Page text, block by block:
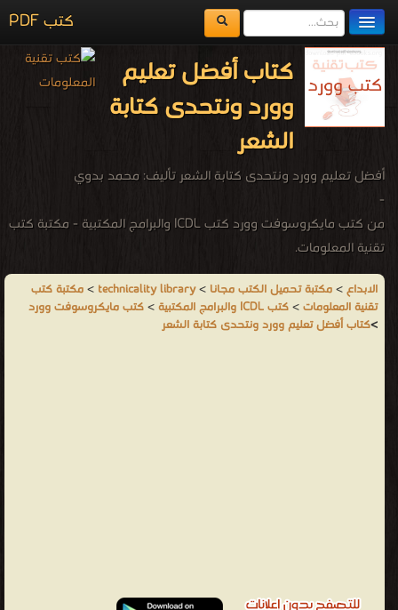
كتب PDF
مكتبة الكتب
المكتبات
يُقرأ حالياً
كتاب أفضل تعليم
وورد ونتحدى كتابة
الشعر
أفضل تعليم وورد ونتحدى كتابة الشعر تأليف: محمد بدوي
-
من كتب مايكروسوفت وورد كتب ICDL والبرامج المكتبية - مكتبة كتب
تقنية المعلومات.
الابداع>مكتبة تحميل الكتب مجانا >
technicality library
>مكتبة كتب
تقنية المعلومات>كتب ICDL والبرامج المكتبية >كتب مايكروسوفت وورد
>كتاب أفضل تعليم وورد ونتحدى كتابة الشعر